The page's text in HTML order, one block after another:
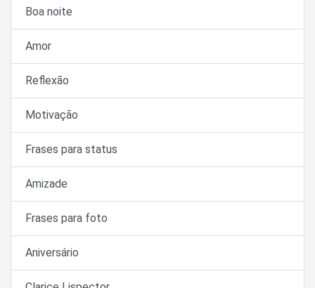
Boa noite
Amor
Reflexão
Motivação
Frases para status
Amizade
Frases para foto
Aniversário